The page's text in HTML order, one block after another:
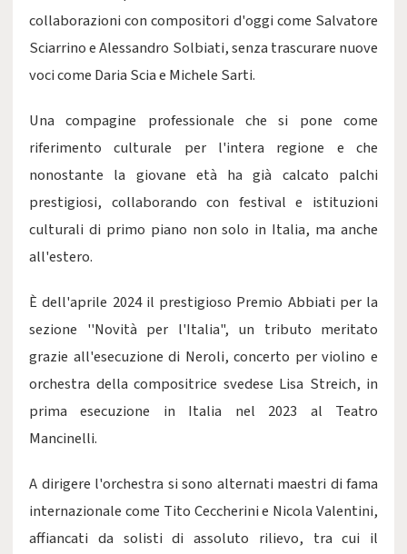
collaborazioni con compositori d'oggi come Salvatore
Sciarrino e Alessandro Solbiati, senza trascurare nuove
voci come Daria Scia e Michele Sarti.
Una compagine professionale che si pone come
riferimento culturale per l'intera regione e che
nonostante la giovane età ha già calcato palchi
prestigiosi, collaborando con festival e istituzioni
culturali di primo piano non solo in Italia, ma anche
all'estero.
È dell'aprile 2024 il prestigioso Premio Abbiati per la
sezione ''Novità per l'Italia", un tributo meritato
grazie all'esecuzione di Neroli, concerto per violino e
orchestra della compositrice svedese Lisa Streich, in
prima esecuzione in Italia nel 2023 al Teatro
Mancinelli.
A dirigere l'orchestra si sono alternati maestri di fama
internazionale come Tito Ceccherini e Nicola Valentini,
affiancati da solisti di assoluto rilievo, tra cui il